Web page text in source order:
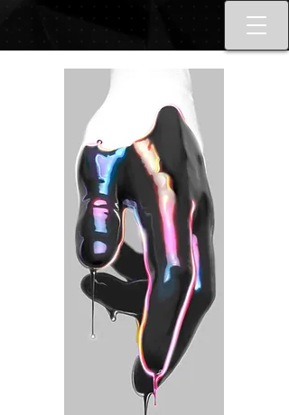
Best tattoo artists in Toronto. Best
Toronto tattoo studio shop.
Tattoo ideas designs flash style.
Tattoo school Toronto. Best
piercings Toronto, Piercing
studio piercing shop Toronto.
Body piercing, body modification
toronto. Nail art, manicures, nail
boutique toronto. Best Nail
boutique nail salon. Custom nail
art full set gel extensions acrylic
extensions. Russian e-file